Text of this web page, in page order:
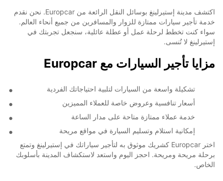
اكتشف مدينة إستيرلينغ بوسائل النقل الرائعة من Europcar. نحن نقدم
خدمة تأجير سيارات ممتازة للزوار والمسافرين من جميع أنحاء العالم.
سواء كنت تخطط لرحلة عمل أو عطلة عائلية، سنجعل تجربتك في
إستيرلينغ لا تُنسى.
مزايا تأجير السيارات مع Europcar
تشكيلة واسعة من السيارات لتلبية احتياجاتك الفردية
أسعار تنافسية وعروض خاصة للعملاء المميزين
خدمة عملاء ممتازة متاحة على مدار الساعة
إمكانية استلام وتسليم السيارة في مواقع مريحة
اختر Europcar كشريك موثوق به لتأجير سياراتك في إستيرلينغ وتمتع
برحلة مريحة ومريحة. احجز اليوم واستعد لاستكشاف المدينة بأسلوبك
الخاص.